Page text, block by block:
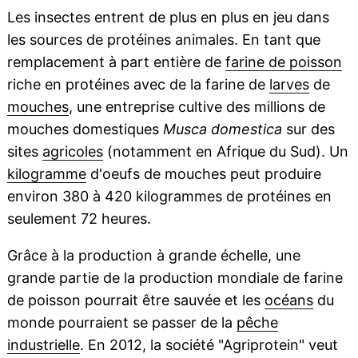
Les insectes entrent de plus en plus en jeu dans
les sources de protéines animales. En tant que
remplacement à part entière de farine de poisson
riche en protéines avec de la farine de larvesde
mouches, une entreprise cultive des millions de
mouches domestiques Musca domestica sur des
sites agricoles(notamment en Afrique du Sud). Un
kilogrammed'oeufs de mouches peut produire
environ 380 à 420 kilogrammes de protéines en
seulement 72 heures.
Grâce à la production à grande échelle, une
grande partie de la production mondiale de farine
de poisson pourrait être sauvée et les océansdu
monde pourraient se passer de la pêche
industrielle. En 2012, la société "Agriprotein" veut